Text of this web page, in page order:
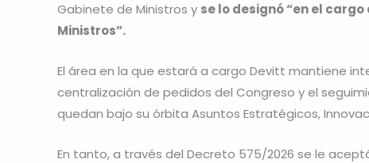
Gabinete de Ministros y se lo designó “en el
Ministros”.
El área en la que estará a cargo Devitt mantiene
centralización de pedidos del Congreso y el
quedan bajo su órbita Asuntos Estratégicos,
En tanto, a través del Decreto 575/2026 se le